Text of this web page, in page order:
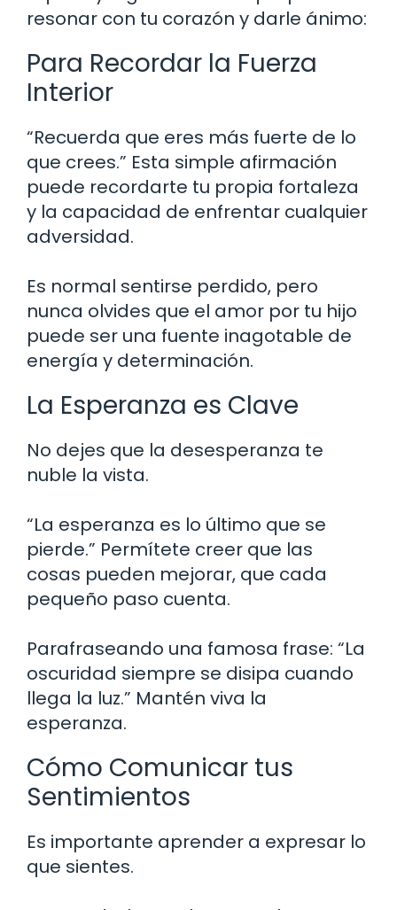
resonar con tu corazón y darle ánimo:
Para Recordar la Fuerza
Interior
“Recuerda que eres más fuerte de lo
que crees.” Esta simple afirmación
puede recordarte tu propia fortaleza
y la capacidad de enfrentar cualquier
adversidad.
Es normal sentirse perdido, pero
nunca olvides que el amor por tu hijo
puede ser una fuente inagotable de
energía y determinación.
La Esperanza es Clave
No dejes que la desesperanza te
nuble la vista.
“La esperanza es lo último que se
pierde.” Permítete creer que las
cosas pueden mejorar, que cada
pequeño paso cuenta.
Parafraseando una famosa frase: “La
oscuridad siempre se disipa cuando
llega la luz.” Mantén viva la
esperanza.
Cómo Comunicar tus
Sentimientos
Es importante aprender a expresar lo
que sientes.